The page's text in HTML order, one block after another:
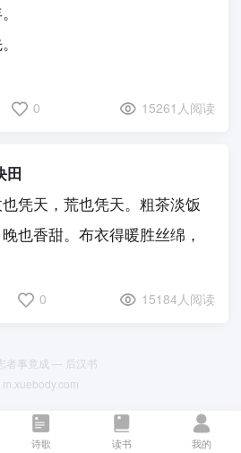
诗歌 读书 我的
0 15261人阅读
田
凭天，荒也凭天。粗茶淡饭
也香甜。布衣得暖胜丝绵，
0 15184人阅读
者事竟成 — 后汉书
m.xuebody.com